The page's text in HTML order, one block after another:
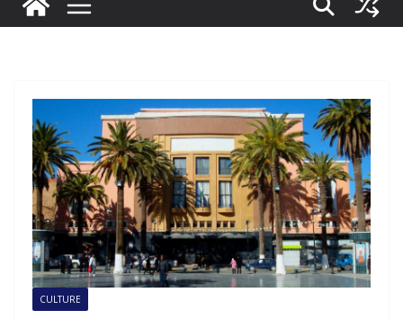
CULTURE